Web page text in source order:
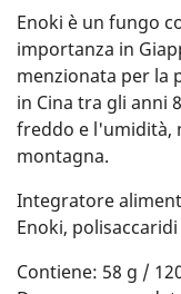
Enoki è un fungo
importanza in
menzionata per la
in Cina tra gli anni
freddo e l'umidità,
montagna.
Integratore
Enoki,
Contiene: 58 g /